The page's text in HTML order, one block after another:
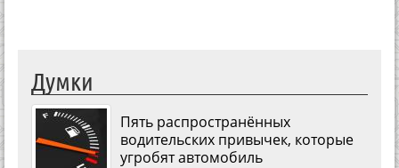
Думки
Пять распространённых
водительских привычек, которые
угробят автомобиль